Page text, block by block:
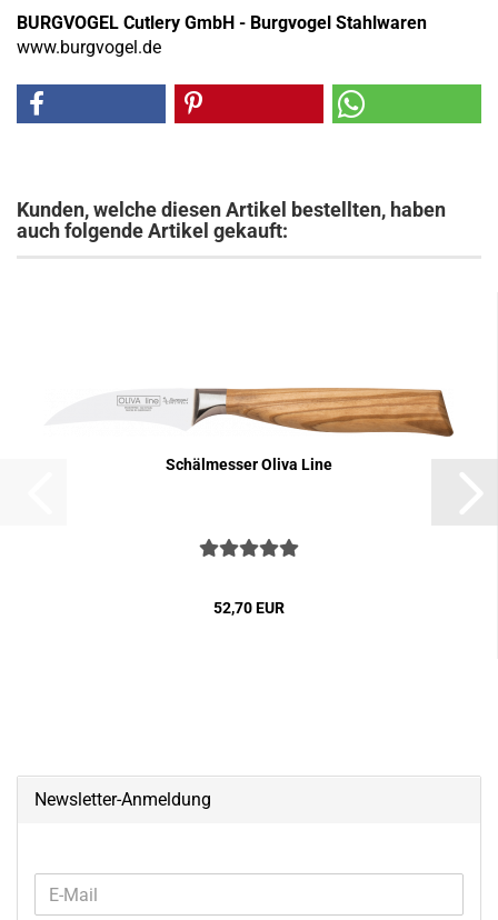
BURGVOGEL Cutlery GmbH - Burgvogel Stahlwaren
www.burgvogel.de
Kunden, welche diesen Artikel bestellten, haben
auch folgende Artikel gekauft:
Schäl­mes­ser Oliva Line
52,70 EUR
Newsletter-Anmeldung
WEITER
ZUR
E-